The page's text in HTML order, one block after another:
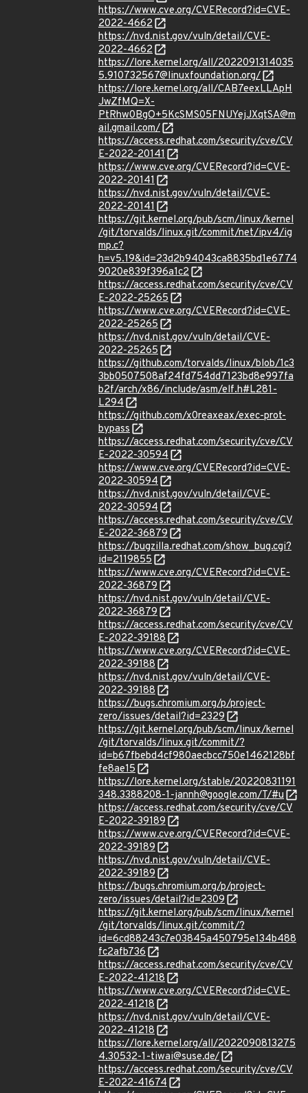
https://www.cve.org/CVERecord?id=CVE-
2022-4662
https://nvd.nist.gov/vuln/detail/CVE-
2022-4662
https://lore.kernel.org/all/2022091314035
5.910732567@linuxfoundation.org/
https://lore.kernel.org/all/CAB7eexLLApH
JwZfMQ=X-
PtRhw0BgO+5KcSMS05FNUYejJXqtSA@m
ail.gmail.com/
https://access.redhat.com/security/cve/CV
E-2022-20141
https://www.cve.org/CVERecord?id=CVE-
2022-20141
https://nvd.nist.gov/vuln/detail/CVE-
2022-20141
https://git.kernel.org/pub/scm/linux/kernel
/git/torvalds/linux.git/commit/net/ipv4/ig
mp.c?
h=v5.19&id=23d2b94043ca8835bd1e6774
9020e839f396a1c2
https://access.redhat.com/security/cve/CV
E-2022-25265
https://www.cve.org/CVERecord?id=CVE-
2022-25265
https://nvd.nist.gov/vuln/detail/CVE-
2022-25265
https://github.com/torvalds/linux/blob/1c3
3bb0507508af24fd754dd7123bd8e997fa
b2f/arch/x86/include/asm/elf.h#L281-
L294
https://github.com/x0reaxeax/exec-prot-
bypass
https://access.redhat.com/security/cve/CV
E-2022-30594
https://www.cve.org/CVERecord?id=CVE-
2022-30594
https://nvd.nist.gov/vuln/detail/CVE-
2022-30594
https://access.redhat.com/security/cve/CV
E-2022-36879
https://bugzilla.redhat.com/show_bug.cgi?
id=2119855
https://www.cve.org/CVERecord?id=CVE-
2022-36879
https://nvd.nist.gov/vuln/detail/CVE-
2022-36879
https://access.redhat.com/security/cve/CV
E-2022-39188
https://www.cve.org/CVERecord?id=CVE-
2022-39188
https://nvd.nist.gov/vuln/detail/CVE-
2022-39188
https://bugs.chromium.org/p/project-
zero/issues/detail?id=2329
https://git.kernel.org/pub/scm/linux/kernel
/git/torvalds/linux.git/commit/?
id=b67fbebd4cf980aecbcc750e1462128bf
fe8ae15
https://lore.kernel.org/stable/20220831191
348.3388208-1-jannh@google.com/T/#u
https://access.redhat.com/security/cve/CV
E-2022-39189
https://www.cve.org/CVERecord?id=CVE-
2022-39189
https://nvd.nist.gov/vuln/detail/CVE-
2022-39189
https://bugs.chromium.org/p/project-
zero/issues/detail?id=2309
https://git.kernel.org/pub/scm/linux/kernel
/git/torvalds/linux.git/commit/?
id=6cd88243c7e03845a450795e134b488
fc2afb736
https://access.redhat.com/security/cve/CV
E-2022-41218
https://www.cve.org/CVERecord?id=CVE-
2022-41218
https://nvd.nist.gov/vuln/detail/CVE-
2022-41218
https://lore.kernel.org/all/2022090813275
4.30532-1-tiwai@suse.de/
https://access.redhat.com/security/cve/CV
E-2022-41674